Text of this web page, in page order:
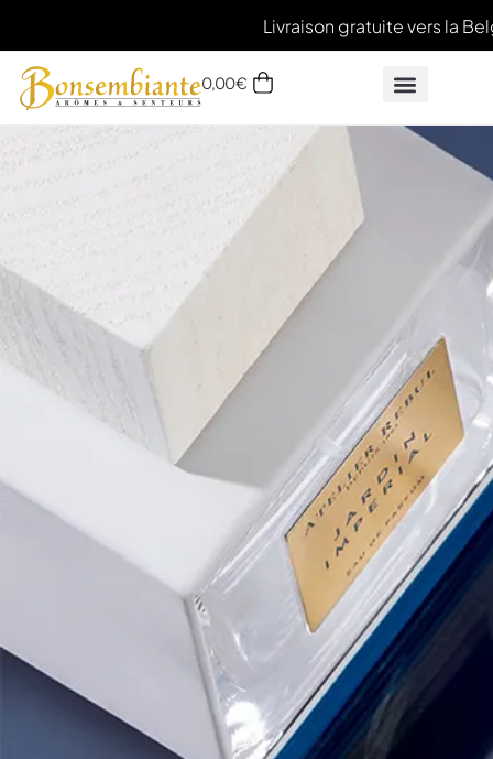
Livraison gratuite vers la
0,00€